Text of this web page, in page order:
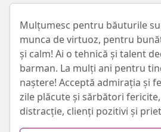
Mulțumesc pentru băuturile
munca de virtuoz, pentru
și calm! Ai o tehnică și talent
barman. La mulți ani pentru
naștere! Acceptă admirația și
zile plăcute și sărbători
distracție, clienți pozitivi și